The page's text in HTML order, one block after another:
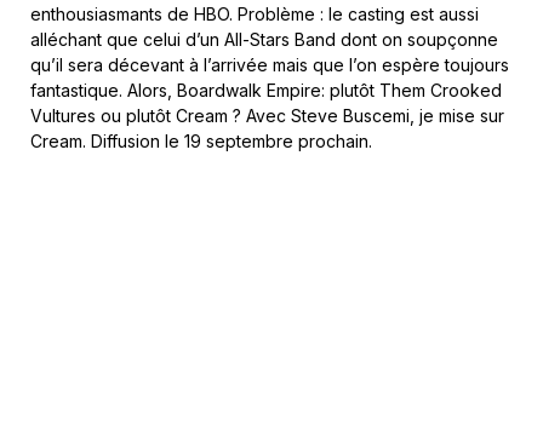
enthousiasmants de HBO. Problème : le casting est aussi
alléchant que celui d’un All-Stars Band dont on soupçonne
qu’il sera décevant à l’arrivée mais que l’on espère toujours
fantastique. Alors, Boardwalk Empire: plutôt Them Crooked
Vultures ou plutôt Cream ? Avec Steve Buscemi, je mise sur
Cream. Diffusion le 19 septembre prochain.